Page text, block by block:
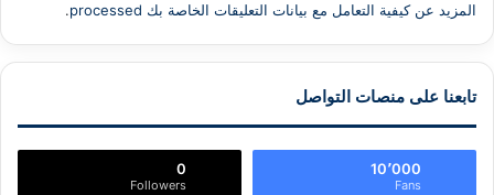
المزيد عن كيفية التعامل مع بيانات التعليقات الخاصة بك processed
.
تابعنا على منصات التواصل
10٬000
Fans
0
Followers